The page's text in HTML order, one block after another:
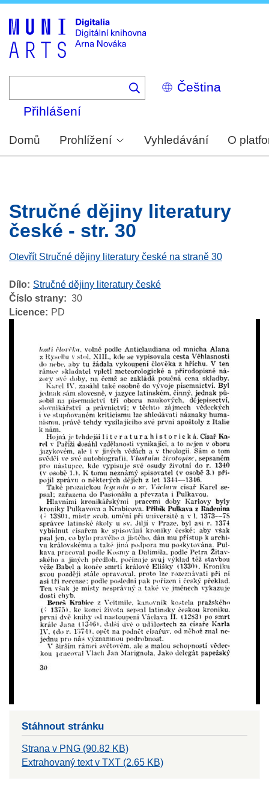
Select
your
Přihlášení
Domů Prohlížení Vyhledávání O
Stručné dějiny literatury
české - str. 30
Otevřít Stručné dějiny literatury české na straně 30
Dílo
Stručné dějiny literatury české
Číslo strany
30
Licence
PD
Stáhnout stránku
Strana v PNG (90.82 KB)
Extrahovaný text v TXT (2.65 KB)